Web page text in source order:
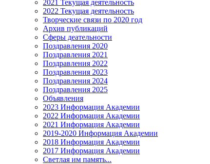
2021 Текущая деятельность
2022 Текущая деятельность
Творческие связи по 2020 год
Архив публикаций
Сферы деательности
Поздравления 2020
Поздравления 2021
Поздравления 2022
Поздравления 2023
Поздравления 2024
Поздравления 2025
Объявления
2023 Информация Академии
2022 Информация Академии
2021 Информация Академии
2019-2020 Информация Академии
2018 Информация Академии
2017 Информация Академии
Светлая им память...